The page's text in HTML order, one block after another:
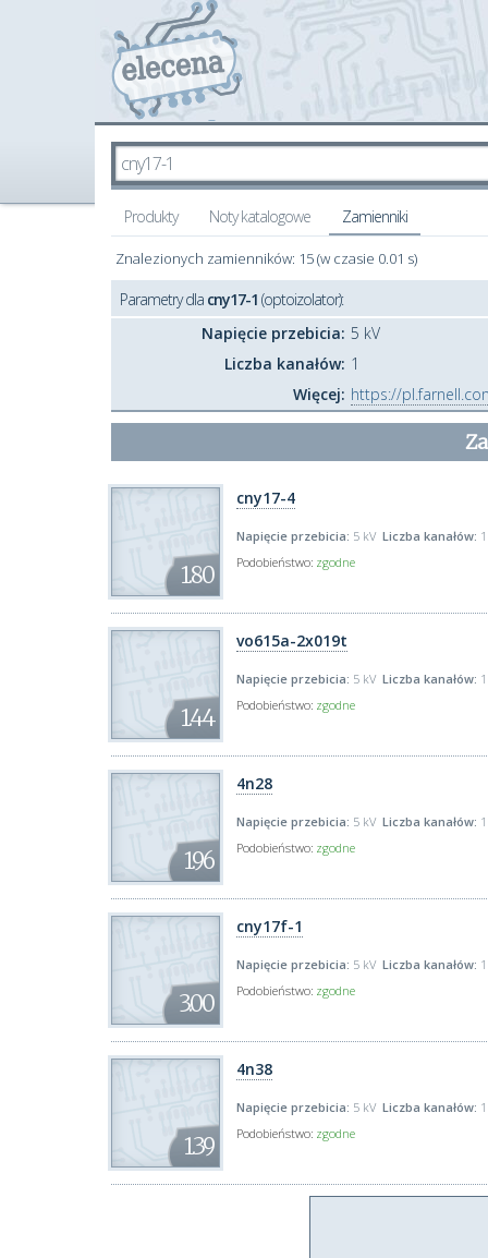
Produkty Noty katalogowe Zamienniki
Znalezionych zamienników: 15 (w czasie 0.01 s)
Parametry dla cny17-1 (optoizolator):
Napięcie przebicia: 5 kV
Liczba kanałów: 1
Więcej: https://
1.80
cny17-4
Napięcie przebicia: 5 kV Liczba kanałów: 1
Podobieństwo: zgodne
1.44
vo615a-2x019t
Napięcie przebicia: 5 kV Liczba kanałów: 1
Podobieństwo: zgodne
1.96
4n28
Napięcie przebicia: 5 kV Liczba kanałów: 1
Podobieństwo: zgodne
3.00
cny17f-1
Napięcie przebicia: 5 kV Liczba kanałów: 1
Podobieństwo: zgodne
1.39
4n38
Napięcie przebicia: 5 kV Liczba kanałów: 1
Podobieństwo: zgodne